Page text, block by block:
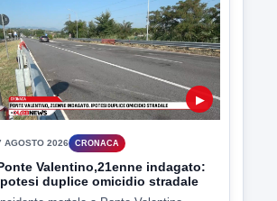
▶
AGOSTO 2026
Valentino,21enne indagato:
duplice omicidio stradale
Incidente mortale a Ponte Valentino,
indagato il 21enne alla guida...